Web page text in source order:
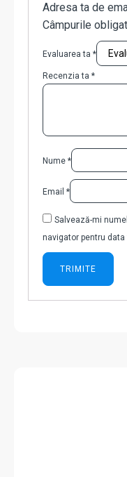
Adresa ta de
Câmpurile
Evaluarea ta *
Recenzia ta *
Nume *
Email *
Salvează-mi
navigator pentru